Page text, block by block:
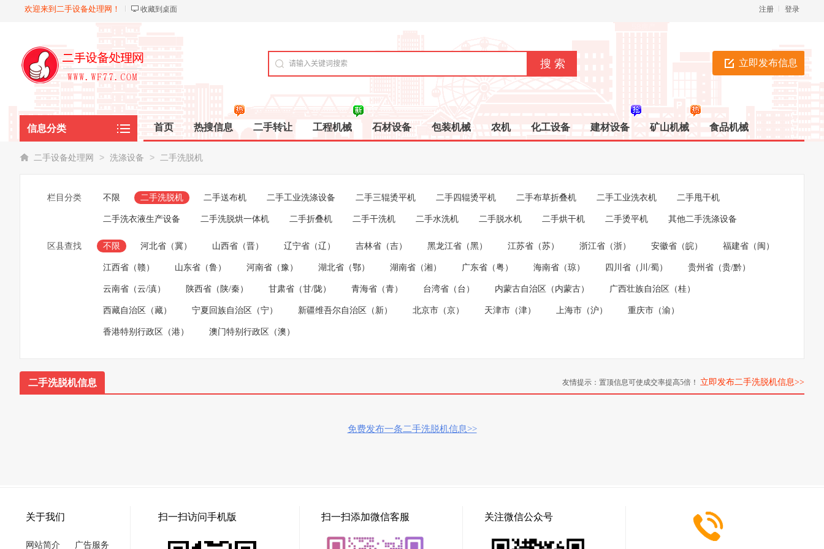
欢迎来到二手设备处理网！ 收藏到桌面 登录
注册
立即发布信息
信息分类 首页 热搜信息 二手转让 工程机械 石材设备 包装机械 农机 化工设备 建材设备 矿山机械 食品机械
化工油脂
二手设备处理网 > 洗涤设备 > 二手洗脱机
栏目分类 不限 二手洗脱机 二手送布机 二手工业洗涤设备 二手三辊烫平机 二手四辊烫平机 二手布草折叠机 二手工业洗衣机 二手甩干机
二手洗衣液生产设备 二手洗脱烘一体机 二手折叠机 二手干洗机 二手水洗机 二手脱水机 二手烘干机 二手烫平机 其他二手洗涤设备
区县查找 不限 河北省（冀） 山西省（晋） 辽宁省（辽） 吉林省（吉） 黑龙江省（黑） 江苏省（苏） 浙江省（浙） 安徽省（皖） 福建省（闽）
江西省（赣） 山东省（鲁） 河南省（豫） 湖北省（鄂） 湖南省（湘） 广东省（粤） 海南省（琼） 四川省（川/蜀） 贵州省（贵/黔）
云南省（云/滇） 陕西省（陕/秦） 甘肃省（甘/陇） 青海省（青） 台湾省（台） 内蒙古自治区（内蒙古） 广西壮族自治区（桂）
西藏自治区（藏） 宁夏回族自治区（宁） 新疆维吾尔自治区（新） 北京市（京） 天津市（津） 上海市（沪） 重庆市（渝）
香港特别行政区（港） 澳门特别行政区（澳）
二手洗脱机信息 友情提示：置顶信息可使成交率提高5倍！ 立即发布二手洗脱机信息>>
免费发布一条二手洗脱机信息>>
关于我们
网站简介 广告服务
扫一扫访问手机版 扫一扫添加微信客服 关注微信公众号